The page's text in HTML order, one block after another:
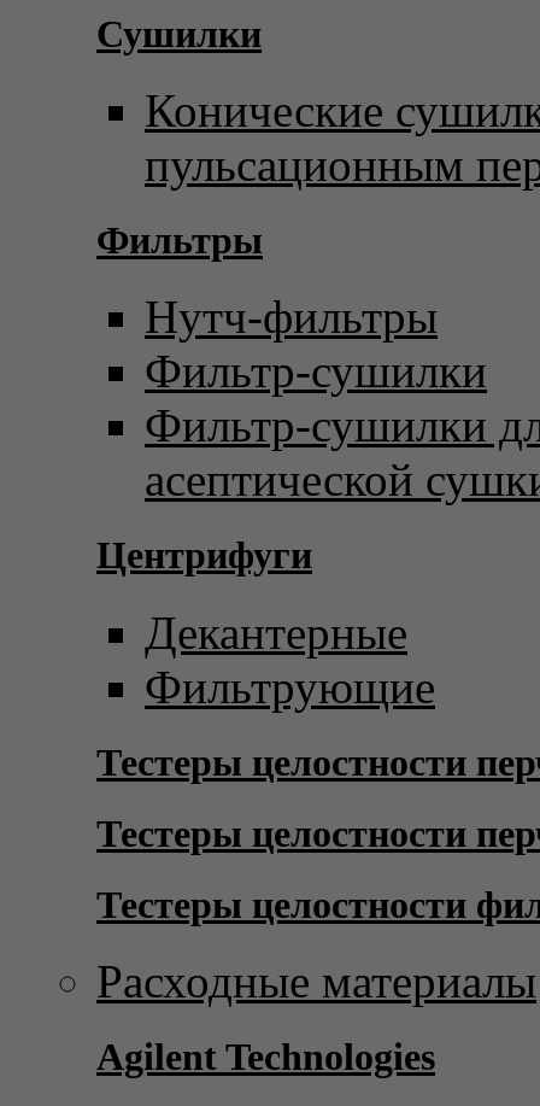
Сушилки
Конические
пульсационным
Фильтры
Нутч-фильтры
Фильтр-сушилки
Фильтр-сушилки
асептической
Центрифуги
Декантерные
Фильтрующие
Тестеры целостности
Тестеры целостности
Тестеры целостности
Расходные материалы
Agilent Technologies